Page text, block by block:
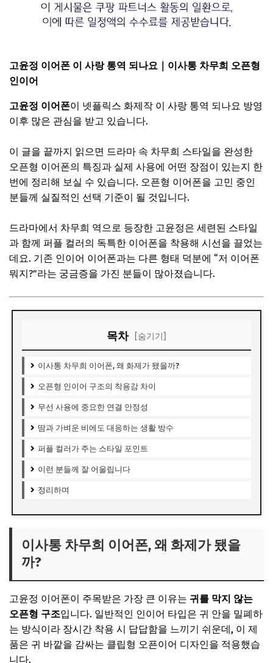
고윤정 이어폰 이 사랑 통역 되나요｜이사통 차무희 오픈형
인이어
고윤정 이어폰이 넷플릭스 화제작 이 사랑 통역 되나요 방영
이후 많은 관심을 받고 있습니다.
이 글을 끝까지 읽으면 드라마 속 차무희 스타일을 완성한
오픈형 이어폰의 특징과 실제 사용에 어떤 장점이 있는지 한
번에 정리해 보실 수 있습니다. 오픈형 이어폰을 고민 중인
분들께 실질적인 선택 기준이 될 것입니다.
드라마에서 차무희 역으로 등장한 고윤정은 세련된 스타일
과 함께 퍼플 컬러의 독특한 이어폰을 착용해 시선을 끌었는
데요. 기존 인이어 이어폰과는 다른 형태 덕분에 “저 이어폰
뭐지?”라는 궁금증을 가진 분들이 많아졌습니다.
목차 [숨기기]
이사통 차무희 이어폰, 왜 화제가 됐을까?
오픈형 인이어 구조의 착용감 차이
무선 사용에 중요한 연결 안정성
땀과 가벼운 비에도 대응하는 생활 방수
퍼플 컬러가 주는 스타일 포인트
이런 분들께 잘 어울립니다
정리하며
이사통 차무희 이어폰, 왜 화제가 됐을
까?
고윤정 이어폰이 주목받은 가장 큰 이유는 귀를 막지 않는
오픈형 구조입니다. 일반적인 인이어 타입은 귀 안을 밀폐하
는 방식이라 장시간 착용 시 답답함을 느끼기 쉬운데, 이 제
품은 귀 바깥을 감싸는 클립형 오픈이어 디자인을 적용했습
니다.